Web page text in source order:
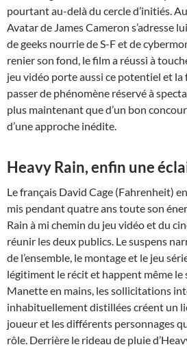
pourtant au-delà du cercle d’initiés.
Avatar de James Cameron s’adresse
de geeks nourrie de S-F et de
renier son fond, le film a réussi à
jeu vidéo porte aussi ce potentiel et
passer de phénomène réservé à
plus maintenant que d’un bon
d’une approche inédite.
Heavy Rain, enfin une
Le français David Cage (Fahrenheit)
mis pendant quatre ans toute son
Rain à mi chemin du jeu vidéo et du
réunir les deux publics. Le suspens
de l’ensemble, le montage et le jeu
légitiment le récit et happent même le
Manette en mains, les sollicitations
inhabituellement distillées créent un
joueur et les différents personnages
rôle. Derrière le rideau de pluie